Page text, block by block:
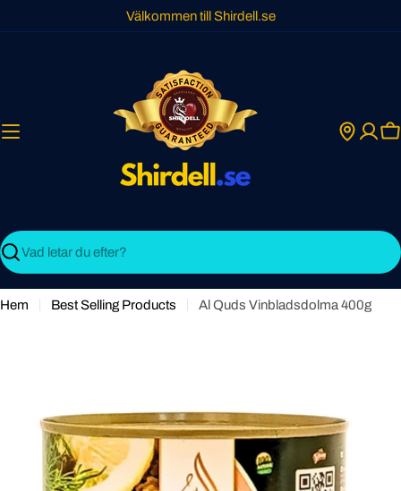
to
Välkommen till Shirdell.se
Search
Hem Best Selling Products Al Quds Vinbladsdolma 400g